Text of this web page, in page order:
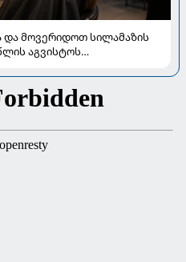
და მოვერიდოთ სილამაზის
აგვისტოს